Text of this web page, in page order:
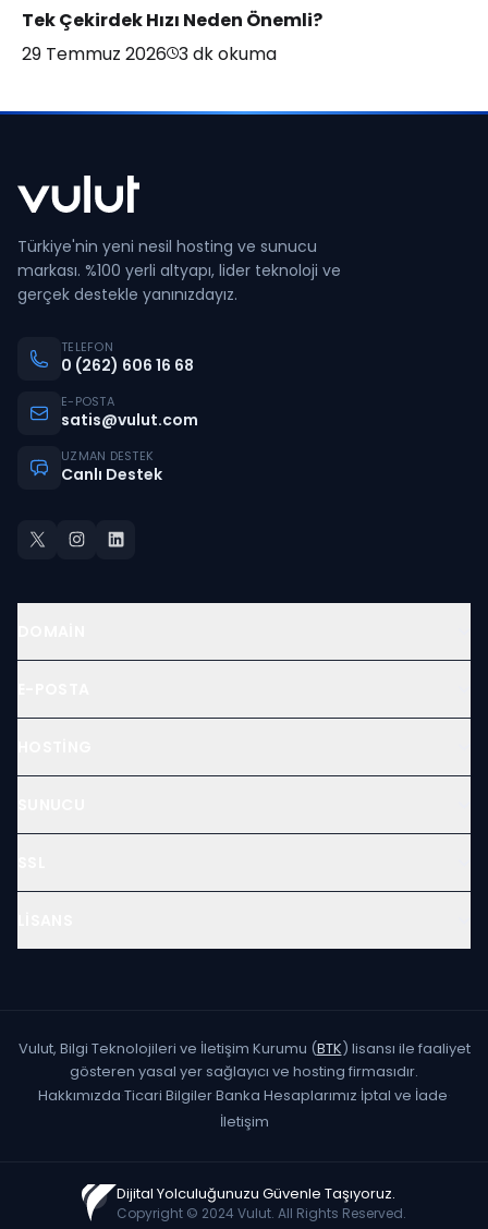
Tek Çekirdek Hızı Neden Önemli?
29 Temmuz 2026 3dk okuma
Türkiye'nin yeni nesil hosting ve sunucu
markası. %100 yerli altyapı, lider teknoloji ve
gerçek destekle yanınızdayız.
TELEFON
0 (262) 606 16 68
E-POSTA
satis@vulut.com
UZMAN DESTEK
Canlı Destek
Vulut, Bilgi Teknolojileri ve İletişim Kurumu (BTK) lisansı ile faaliyet
gösteren yasal yer sağlayıcı ve hosting firmasıdır.
Hakkımızda·Ticari Bilgiler·Banka Hesaplarımız·İptal ve İade·
İletişim
Dijital Yolculuğunuzu Güvenle Taşıyoruz.
Copyright © 2024 Vulut. All Rights Reserved.